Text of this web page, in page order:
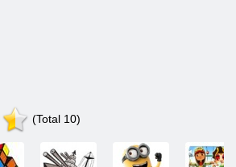
(Total 10)